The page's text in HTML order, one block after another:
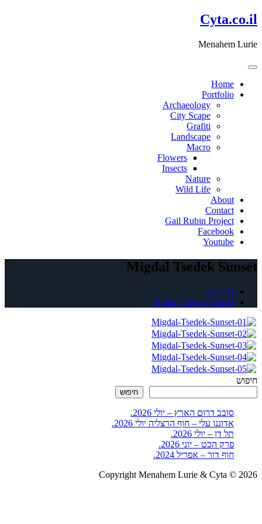
דלג
לתוכן
Cyta.co.il
Menahem Lurie
Home
Portfolio
Archaeology
City Scape
Grafiti
Landscape
Macro
Flowers
Insects
Nature
Wild Life
About
Contact
Gail Rubin Project
Facebook
Youtube
Migdal Tsedek Sunset
דף הבית
Migdal Tsedek Sunset
חיפוש
חיפוש
סובב דרום הארץ – יולי 2026.
אדוננו עלי – חוף הרצליה יולי 2026.
תל דן – יולי 2026.
פרק הכט – יוני 2026.
חוף דור – אפריל 2024.
Copyright Menahem Lurie & Cyta © 2026